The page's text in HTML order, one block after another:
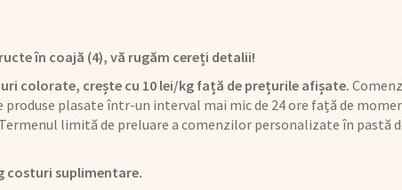
în coajă (4), vă rugăm cereți detalii!
colorate, crește cu 10 lei/kg față de prețurile afișate.
plasate într-un interval mai mic de 24 ore față de
limită de preluare a comenzilor personalizate în pastă
costuri suplimentare.